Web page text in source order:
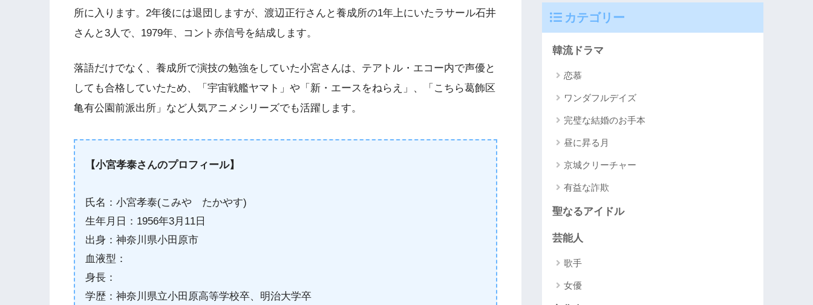
所に入ります。2年後には退団しますが、渡辺正行さんと養成所の1年上にいたラサール石井
さんと3人で、1979年、コント赤信号を結成します。
落語だけでなく、養成所で演技の勉強をしていた小宮さんは、テアトル・エコー内で声優と
しても合格していたため、「宇宙戦艦ヤマト」や「新・エースをねらえ」、「こちら葛飾区
亀有公園前派出所」など人気アニメシリーズでも活躍します。
【小宮孝泰さんのプロフィール】
氏名：小宮孝泰(こみや たかやす)
生年月日：1956年3月11日
出身：神奈川県小田原市
血液型：
身長：
学歴：神奈川県立小田原高等学校卒、明治大学卒
カテゴリー
韓流ドラマ
恋慕
ワンダフルデイズ
完璧な結婚のお手本
昼に昇る月
京城クリーチャー
有益な詐欺
聖なるアイドル
芸能人
歌手
女優